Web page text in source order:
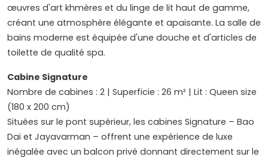
œuvres d'art khmères et du linge de lit haut de gamme,
créant une atmosphère élégante et apaisante. La salle de
bains moderne est équipée d'une douche et d'articles de
toilette de qualité spa.
Cabine Signature
Nombre de cabines : 2 | Superficie : 26 m² | Lit : Queen size
(180 x 200 cm)
Situées sur le pont supérieur, les cabines Signature – Bao
Dai et Jayavarman – offrent une expérience de luxe
inégalée avec un balcon privé donnant directement sur le